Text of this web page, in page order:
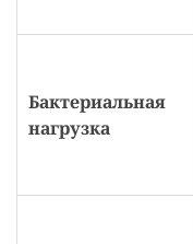
Бактериальная
нагрузка